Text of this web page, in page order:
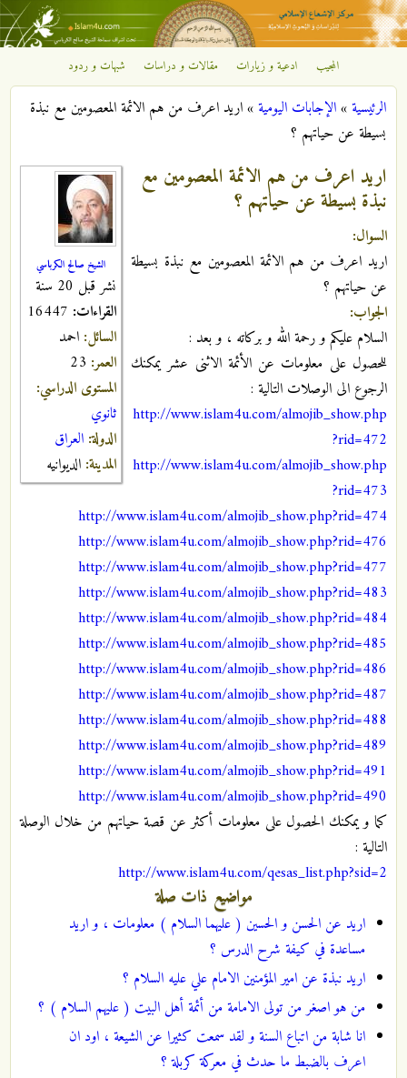
تجاوز إلى المحتوى الرئيسي
مركز
الإشعاع
الإسلامي
المجيب ادعية و زيارات مقالات و دراسات شبهات و ردود
أنت هنا
الرئيسية»الإجابات اليومية»اريد اعرف من هم الائمة المعصومين مع نبذة
بسيطة عن حياتهم ؟
الشيخ صالح الكرباسي
نشر قبل 20 سنة
القراءات:
السائل: احمد
العمر: 23
المستوى الدراسي:
ثانوي
الدولة: العراق
المدينة: الديوانيه
اريد اعرف من هم الائمة المعصومين مع
نبذة بسيطة عن حياتهم ؟
السوال:
اريد اعرف من هم الائمة المعصومين مع نبذة بسيطة
عن حياتهم ؟
الجواب:
السلام عليكم و رحمة الله و بركاته ، و بعد :
للحصول على معلومات عن الأئمة الاثنى عشر يمكنك
الرجوع الى الوصلات التالية :
http://www.islam4u.com/almojib_show.php
?rid=472
http://www.islam4u.com/almojib_show.php
?rid=473
http://www.islam4u.com/almojib_show.php?rid=474
http://www.islam4u.com/almojib_show.php?rid=476
http://www.islam4u.com/almojib_show.php?rid=477
http://www.islam4u.com/almojib_show.php?rid=483
http://www.islam4u.com/almojib_show.php?rid=484
http://www.islam4u.com/almojib_show.php?rid=485
http://www.islam4u.com/almojib_show.php?rid=486
http://www.islam4u.com/almojib_show.php?rid=487
http://www.islam4u.com/almojib_show.php?rid=488
http://www.islam4u.com/almojib_show.php?rid=489
http://www.islam4u.com/almojib_show.php?rid=491
http://www.islam4u.com/almojib_show.php?rid=490
كما و يمكنك الحصول على معلومات أكثر عن قصة حياتهم من خلال الوصلة
التالية :
http://www.islam4u.com/qesas_list.php?sid=2
مواضيع ذات صلة
اريد عن الحسن و الحسين ( عليهما السلام ) معلومات ، و اريد
مساعدة في كيفة شرح الدرس ؟
اريد نبذة عن امير المؤمنين الامام علي عليه السلام ؟
من هو اصغر من تولى الامامة من أئمة أهل البيت ( عليهم السلام ) ؟
انا شابة من اتباع السنة و لقد سمعت كثيرا عن الشيعة ، اود ان
اعرف بالضبط ما حدث في معركة كربلة ؟